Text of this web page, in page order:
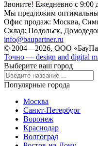
Звоните! Ежедневно с 9:00
Мы предложим
Офис продаж: Москва,
Склад: Подольск,
info@baupartner.ru
© 2004—2026, ООО
Точно — design and digital
Выберите ваш город
Популярные города
Москва
Санкт-Петербург
Воронеж
Краснодар
Волгоград